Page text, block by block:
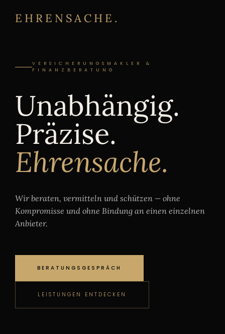
EHRENSACHE.
VERSICHERUNGSMAKLER &
FINANZBERATUNG
Unabhängig.
Präzise.
Ehrensache.
Wir beraten, vermitteln und schützen — ohne
Kompromisse und ohne Bindung an einen einzelnen
Anbieter.
BERATUNGSGESPRÄCH
LEISTUNGEN ENTDECKEN